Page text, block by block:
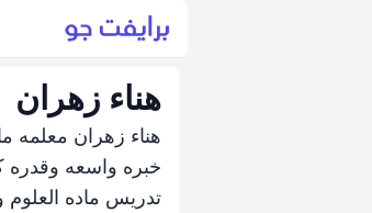
هناء زهران
هناء زهران معلمه
خبره واسعه وقدره
تدريس ماده العلوم